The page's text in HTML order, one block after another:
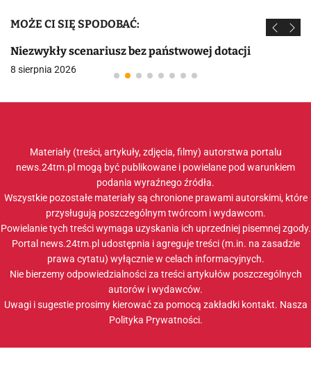
MOŻE CI SIĘ SPODOBAĆ:
Niezwykły scenariusz bez państwowej dotacji
8 sierpnia 2026
Materiały (treści, artykuły, zdjęcia, filmy) autorstwa portalu
news.24tm.pl mogą być publikowane i powielane pod warunkiem
podania wyraźnego źródła.
Wszystkie pozostałe materiały są chronione prawami autorskimi, które
przysługują poszczególnym twórcom i wydawcom.
Powielanie tych treści wymaga uzyskania ich uprzedniej pisemnej zgody.
Portal news.24tm.pl udostępnia i agreguje treści (m.in. na zasadzie
prawa cytatu) wyłącznie w celach informacyjnych.
Nie bierzemy odpowiedzialności za treści artykułów poszczególnych
autorów i wydawców.
Uwagi i sugestie prosimy kierować za pomocą zakładki kontakt. Nasza
Polityka Prywatności.